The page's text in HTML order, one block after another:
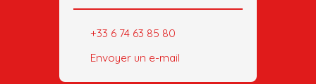
+33 6 74 63 85 80
Envoyer un e-mail